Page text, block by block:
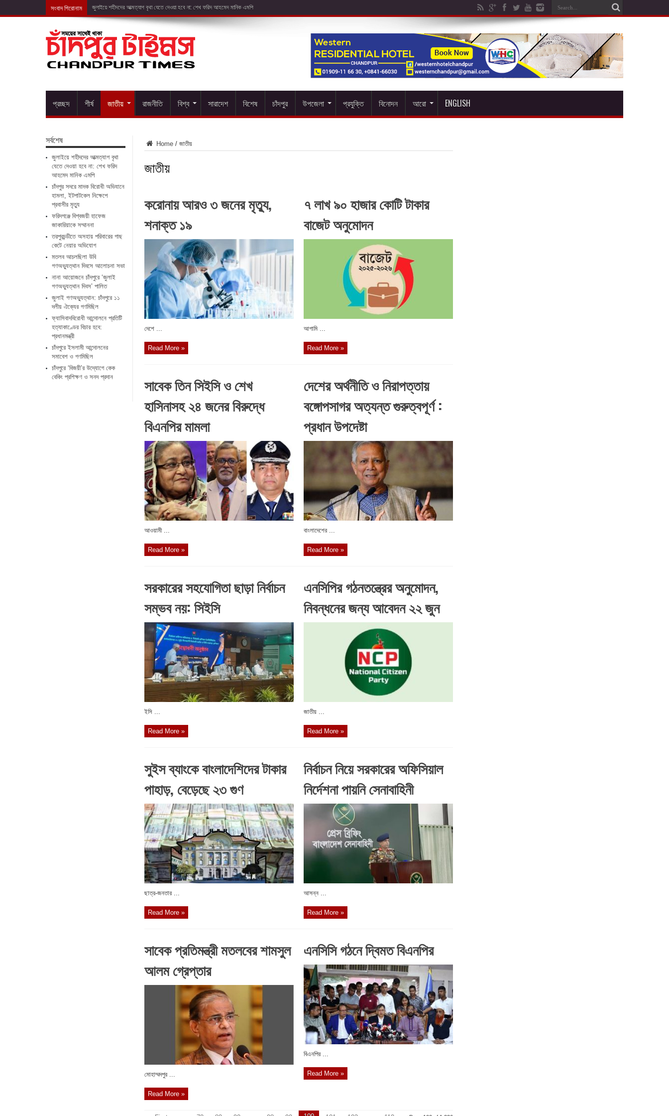
সংবাদ শিরোনাম চাঁদপুর সদর
প্রচ্ছদ শীর্ষ জাতীয় রাজনীতি বিশ্ব সারাদেশ বিশেষ চাঁদপুর উপজেলা প্রযুক্তি বিনোদন আরো ENGLISH
Home / জাতীয়
জাতীয়
করোনায় আরও ৩ জনের মৃত্যু,
শনাক্ত ১৯
দেশে ...
Read More »
৭ লাখ ৯০ হাজার কোটি টাকার
বাজেট অনুমোদন
আগামি ...
Read More »
সাবেক তিন সিইসি ও শেখ
হাসিনাসহ ২৪ জনের বিরুদ্ধে
বিএনপির মামলা
আওয়ামী ...
Read More »
দেশের অর্থনীতি ও নিরাপত্তায়
বঙ্গোপসাগর অত্যন্ত গুরুত্বপূর্ণ :
প্রধান উপদেষ্টা
বাংলাদেশের ...
Read More »
সরকারের সহযোগিতা ছাড়া নির্বাচন
সম্ভব নয়: সিইসি
ইসি ...
Read More »
এনসিপির গঠনতন্ত্রের অনুমোদন,
নিবন্ধনের জন্য আবেদন ২২ জুন
জাতীয় ...
Read More »
সুইস ব্যাংকে বাংলাদেশিদের টাকার
পাহাড়, বেড়েছে ২৩ গুণ
ছাত্র-জনতার ...
Read More »
নির্বাচন নিয়ে সরকারের অফিসিয়াল
নির্দেশনা পায়নি সেনাবাহিনী
আসন্ন ...
Read More »
সাবেক প্রতিমন্ত্রী মতলবের শামসুল
আলম গ্রেপ্তার
মোহাম্মদপুর ...
Read More »
এনসিসি গঠনে দ্বিমত বিএনপির
বিএনপির ...
Read More »
সর্বশেষ
জুলাইয়ে শহীদদের আত্মত্যাগ বৃথা
যেতে দেওয়া হবে না: শেখ ফরিদ
আহমেদ মানিক এমপি
চাঁদপুর সদরে মাদক বিরোধী অভিযানে
হামলা, ইটপাটকেল নিক্ষেপে
প্রবাসীর মৃত্যু
ফরিদগঞ্জে বিশ্বজয়ী হাফেজ
জাকারিয়াকে সম্মাননা
তরপুরচন্ডীতে অসহায় পরিবারের গাছ
কেটে নেয়ার অভিযোগ
মতলব আচলছিলা উবি
গণঅভ্যুত্থান দিবসে আলোচনা সভা
নানা আয়োজনে চাঁদপুরে ‘জুলাই
গণঅভ্যুত্থান দিবস’ পালিত
জুলাই গণঅভ্যুত্থান: চাঁদপুরে ১১
দলীয় ঐক্যের গণমিছিল
ফ্যাসিবাদবিরোধী আন্দোলনে প্রতিটি
হত্যাকাণ্ডের বিচার হবে:
প্রধানমন্ত্রী
চাঁদপুরে ইসলামী আন্দোলনের
সমাবেশ ও গণমিছিল
চাঁদপুরে ‘বিজয়ী’র উদ্যোগে কেক
বেকিং প্রশিক্ষণ ও সনদ প্রদান